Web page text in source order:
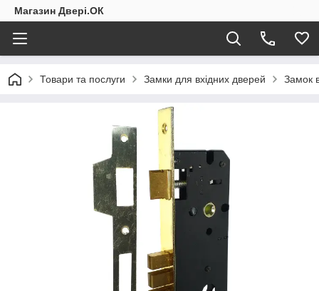
Магазин Двері.ОК
Товари та послуги Замки для вхідних дверей Замок